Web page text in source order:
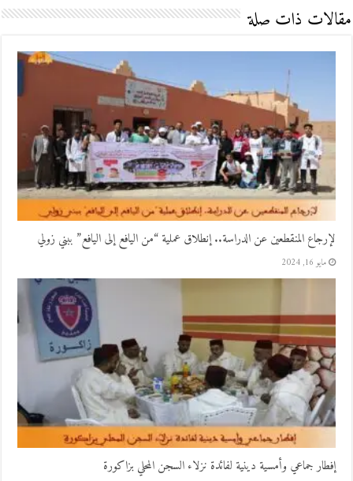
مقالات ذات صلة
لإرجاع المنقطعين عن الدراسة.. إنطلاق عملية “من اليافع إلى اليافع” ببني زولي
مايو 16, 2024
إفطار جماعي وأمسية دينية لفائدة نزلاء السجن المحلي بزاكورة